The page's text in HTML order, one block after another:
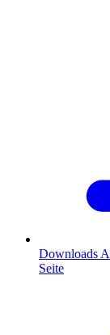
Downloads
Seite